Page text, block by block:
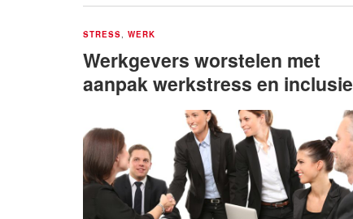
STRESS WERK
Werkgevers worstelen met
aanpak werkstress en inclusie